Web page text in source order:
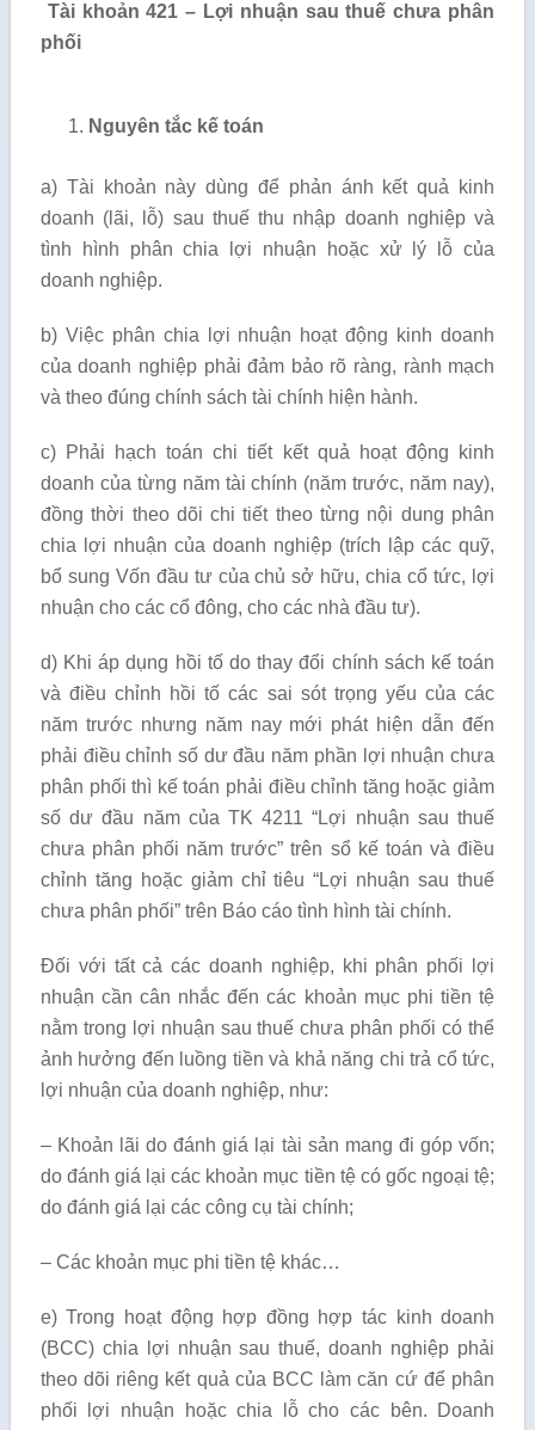
Tài khoản 421 – Lợi nhuận sau thuế chưa phân
phối
Nguyên tắc kế toán
a) Tài khoản này dùng để phản ánh kết quả kinh
doanh (lãi, lỗ) sau thuế thu nhập doanh nghiệp và
tình hình phân chia lợi nhuận hoặc xử lý lỗ của
doanh nghiệp.
b) Việc phân chia lợi nhuận hoạt động kinh doanh
của doanh nghiệp phải đảm bảo rõ ràng, rành mạch
và theo đúng chính sách tài chính hiện hành.
c) Phải hạch toán chi tiết kết quả hoạt động kinh
doanh của từng năm tài chính (năm trước, năm nay),
đồng thời theo dõi chi tiết theo từng nội dung phân
chia lợi nhuận của doanh nghiệp (trích lập các quỹ,
bổ sung Vốn đầu tư của chủ sở hữu, chia cổ tức, lợi
nhuận cho các cổ đông, cho các nhà đầu tư).
d) Khi áp dụng hồi tố do thay đổi chính sách kế toán
và điều chỉnh hồi tố các sai sót trọng yếu của các
năm trước nhưng năm nay mới phát hiện dẫn đến
phải điều chỉnh số dư đầu năm phần lợi nhuận chưa
phân phối thì kế toán phải điều chỉnh tăng hoặc giảm
số dư đầu năm của TK 4211 “Lợi nhuận sau thuế
chưa phân phối năm trước” trên sổ kế toán và điều
chỉnh tăng hoặc giảm chỉ tiêu “Lợi nhuận sau thuế
chưa phân phối” trên Báo cáo tình hình tài chính.
Đối với tất cả các doanh nghiệp, khi phân phối lợi
nhuận cần cân nhắc đến các khoản mục phi tiền tệ
nằm trong lợi nhuận sau thuế chưa phân phối có thể
ảnh hưởng đến luồng tiền và khả năng chi trả cổ tức,
lợi nhuận của doanh nghiệp, như:
– Khoản lãi do đánh giá lại tài sản mang đi góp vốn;
do đánh giá lại các khoản mục tiền tệ có gốc ngoại tệ;
do đánh giá lại các công cụ tài chính;
– Các khoản mục phi tiền tệ khác…
e) Trong hoạt động hợp đồng hợp tác kinh doanh
(BCC) chia lợi nhuận sau thuế, doanh nghiệp phải
theo dõi riêng kết quả của BCC làm căn cứ để phân
phối lợi nhuận hoặc chia lỗ cho các bên. Doanh